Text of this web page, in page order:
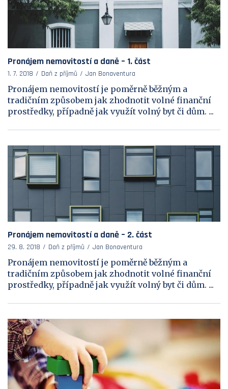
Pronájem nemovitostí a daně – 1. část
1. 7. 2018 Daň z příjmů Jan Bonaventura
Pronájem nemovitostí je poměrně běžným a
tradičním způsobem jak zhodnotit volné finanční
prostředky, případně jak využít volný byt či dům. ...
Pronájem nemovitostí a daně – 2. část
29. 8. 2018 Daň z příjmů Jan Bonaventura
Pronájem nemovitostí je poměrně běžným a
tradičním způsobem jak zhodnotit volné finanční
prostředky, případně jak využít volný byt či dům. ...